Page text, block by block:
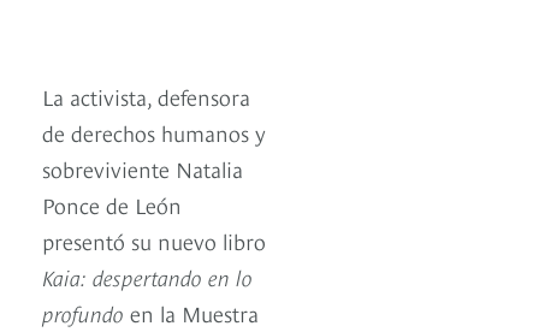
La activista, defensora
de derechos humanos y
sobreviviente Natalia
Ponce de León
presentó su nuevo libro
Kaia: despertando en lo
profundo en la Muestra